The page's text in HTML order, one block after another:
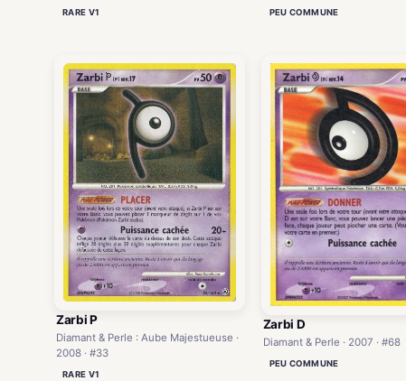
RARE V1 PEU COMMUNE
Zarbi P
Diamant & Perle : Aube Majestueuse ·
2008 · #33
RARE V1
Zarbi D
Diamant & Perle · 2007 · #68
PEU COMMUNE